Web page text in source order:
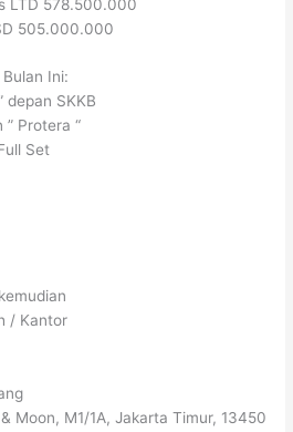
LTD 578.500.000
505.000.000
Ini:
depan SKKB
Protera “
Set
/ Kantor
Moon, M1/1A, Jakarta Timur, 13450